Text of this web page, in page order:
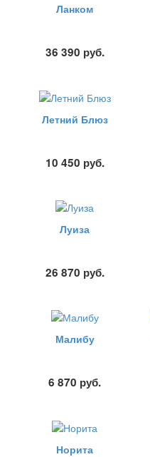
Ланком
36 390 руб.
Летний Блюз
10 450 руб.
Луиза
26 870 руб.
Малибу
6 870 руб.
Норита